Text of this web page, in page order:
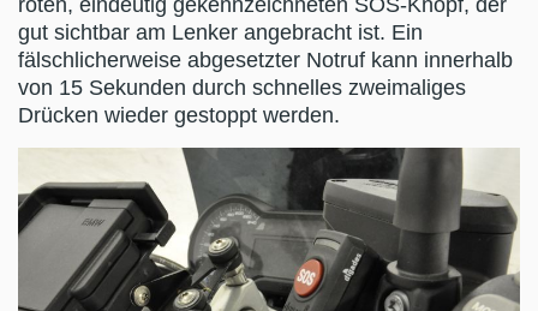
gut sichtbar am Lenker angebracht ist. Ein
fälschlicherweise abgesetzter Notruf kann innerhalb
von 15 Sekunden durch schnelles zweimaliges
Drücken wieder gestoppt werden.